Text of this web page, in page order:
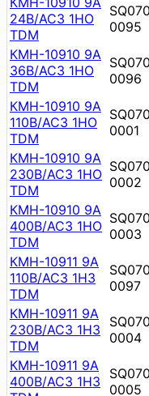
24В/АС3 1НО
TDM
0095
КМН-10910 9А
36В/АС3 1НО
TDM
0096
КМН-10910 9А
110В/АС3 1НО
TDM
0001
КМН-10910 9А
230В/АС3 1НО
TDM
0002
КМН-10910 9А
400В/АС3 1НО
TDM
0003
КМН-10911 9А
110В/АС3 1НЗ
TDM
0097
КМН-10911 9А
230В/АС3 1НЗ
TDM
0004
КМН-10911 9А
400В/АС3 1НЗ
0005